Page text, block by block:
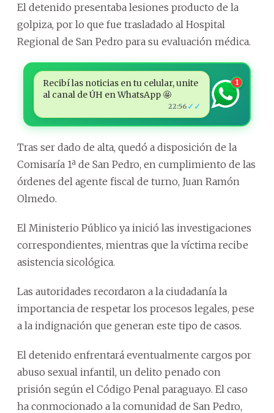
El detenido presentaba lesiones producto de la
golpiza, por lo que fue trasladado al Hospital
Regional de San Pedro para su evaluación médica.
Recibí las noticias en tu celular, unite
al canal de ÚH en WhatsApp 🤩
22:56 ✓✓
1
Tras ser dado de alta, quedó a disposición de la
Comisaría 1ª de San Pedro, en cumplimiento de las
órdenes del agente fiscal de turno, Juan Ramón
Olmedo.
El Ministerio Público ya inició las investigaciones
correspondientes, mientras que la víctima recibe
asistencia sicológica.
Las autoridades recordaron a la ciudadanía la
importancia de respetar los procesos legales, pese
a la indignación que generan este tipo de casos.
El detenido enfrentará eventualmente cargos por
abuso sexual infantil, un delito penado con
prisión según el Código Penal paraguayo. El caso
ha conmocionado a la comunidad de San Pedro,